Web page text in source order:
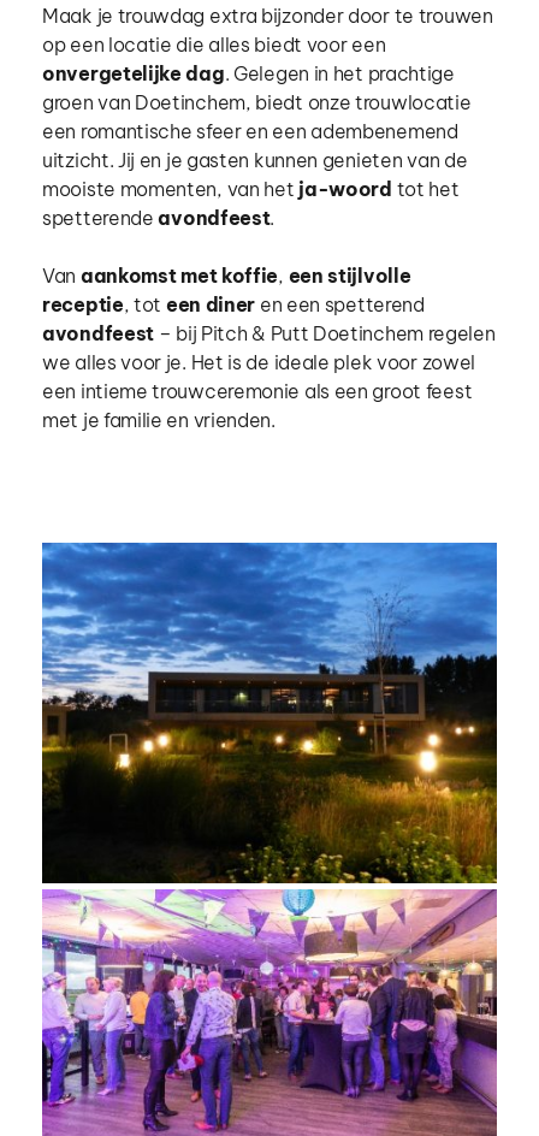
Maak je trouwdag extra bijzonder door te trouwen
onvergetelijke dag. Gelegen in het prachtige
groen van Doetinchem, biedt onze trouwlocatie
een romantische sfeer en een adembenemend
uitzicht. Jij en je gasten kunnen genieten van de
mooiste momenten, van het ja-woord tot het
spetterende avondfeest.
Van aankomst met koffie, een stijlvolle
receptie, tot een diner
avondfeest – bij Pitch & Putt Doetinchem regelen
we alles voor je. Het is de ideale plek voor zowel
een intieme trouwceremonie als een groot feest
met je familie en vrienden.